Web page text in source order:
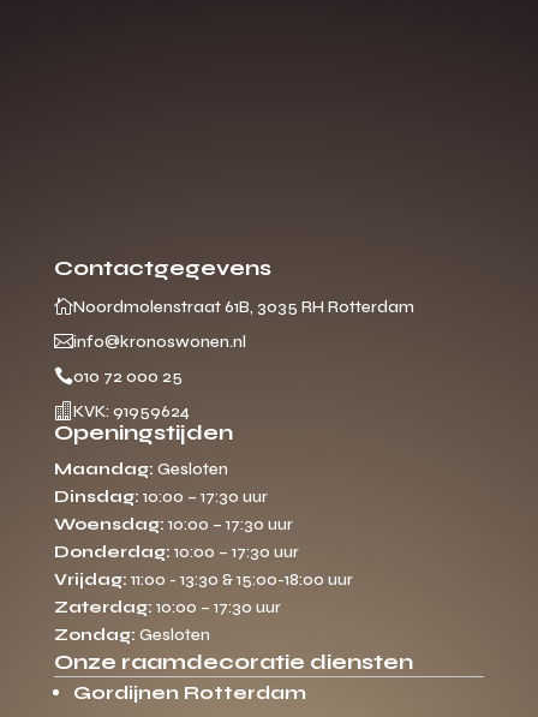
Contactgegevens
Noordmolenstraat 61B, 3035 RH Rotterdam
info@kronoswonen.nl
010 72 000 25
 KVK: 91959624
Openingstijden
Maandag: Gesloten
Dinsdag: 10:00 – 17:30 uur
Woensdag: 10:00 – 17:30 uur
Donderdag: 10:00 – 17:30 uur
Vrijdag: 11:00 - 13:30 & 15:00-18:00 uur
Zaterdag: 10:00 – 17:30 uur
Zondag: Gesloten
Onze raamdecoratie diensten
Gordijnen Rotterdam